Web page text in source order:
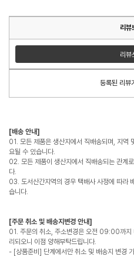
리뷰
리뷰
등록된 리뷰
[배송 안내]
01. 모든 제품은 생산지에서 직배송되며, 지역
요될 수 있습니다.
02. 모든 제품이 생산지에서 직배송되는 관계
다.
03. 도서산간지역의 경우 택배사 사정에 따라
습니다.
[주문 취소 및 배송지변경 안내]
01. 주문의 취소, 주소변경은 오전 09:00까지
리되오니 이점 양해부탁드립니다.
- [상품준비] 단계에서만 취소 및 배송지 변경